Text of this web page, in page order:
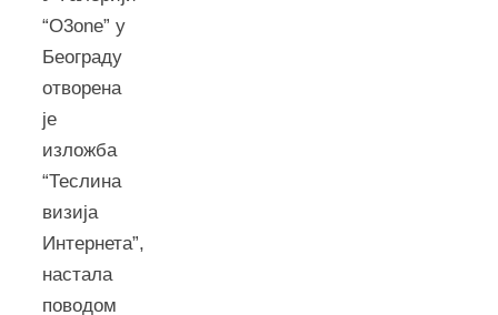
“O3one” у
Београду
отворена
је
изложба
“Теслина
визија
Интернета”,
настала
поводом